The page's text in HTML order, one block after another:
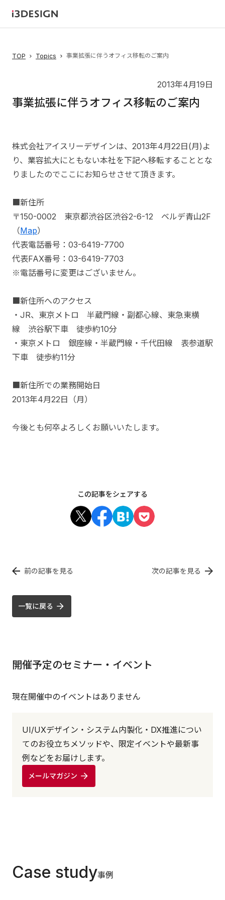
TOP Topics 事業拡張に伴うオフィス移転のご案内
2013年4月19日
事業拡張に伴うオフィス移転のご案内
株式会社アイスリーデザインは、2013年4月22日(月)よ
り、業容拡大にともない本社を下記へ移転することとな
りましたのでここにお知らせさせて頂きます。
■新住所
〒150-0002 東京都渋谷区渋谷2-6-12 ベルデ青山2F
（Map）
代表電話番号：03-6419-7700
代表FAX番号：03-6419-7703
※電話番号に変更はございません。
■新住所へのアクセス
・JR、東京メトロ 半蔵門線・副都心線、東急東横
線 渋谷駅下車 徒歩約10分
・東京メトロ 銀座線・半蔵門線・千代田線 表参道駅
下車 徒歩約11分
■新住所での業務開始日
2013年4月22日（月）
今後とも何卒よろしくお願いいたします。
この記事をシェアする
前の記事を見る 次の記事を見る
一覧に戻る
開催予定のセミナー・イベント
現在開催中のイベントはありません
UI/UXデザイン・システム内製化・DX推進につい
てのお役立ちメソッドや、限定イベントや最新事
例などをお届けします。
メールマガジン
Case study事例